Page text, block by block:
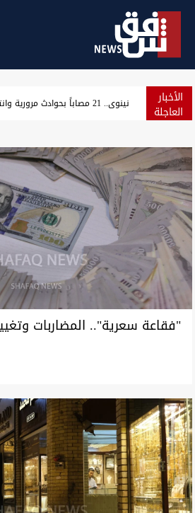
الأخبار
العاجلة حراك شمال البصرة يرفع 5 مطالب ويهدد بإغلاق الشوارع والحقول النفطية
"فقاعة سعرية".. المضاربات
يضغطان على صرف الدولار في